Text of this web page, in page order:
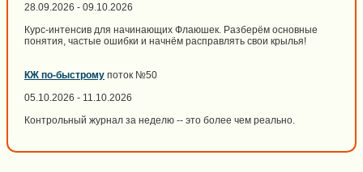
28.09.2026 - 09.10.2026
Курс-интенсив для начинающих Флаюшек. Разберём основные
понятия, частые ошибки и начнём расправлять свои крылья!
КЖ по-быстрому поток №50
05.10.2026 - 11.10.2026
Контрольный журнал за неделю -- это более чем реально.